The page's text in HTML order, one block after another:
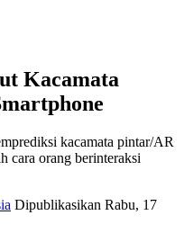
Kacamata
kacamata pintar/AR
cara orang berinteraksi
Dipublikasikan Rabu, 17